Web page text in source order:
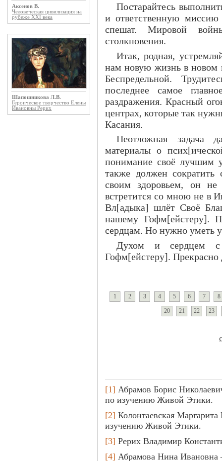
Аксенов В.
Человеческая цивилизация на
рубеже XXI века
Шапошникова Л.В.
Героическое творчество Елены
Ивановны Рерих
Постарайтесь
и ответственную
спешат. Мировой
столкновения.
Итак, родная,
нам новую жизнь в новом
Беспредельной.
последнее самое
раздражения. Красный
центрах, которые так
Касания.
Неотложная задача
материалы о
понимание своё лучшим
также должен сократить
своим здоровьем, он
встретится со мною не в
Вл[адыка] шлёт Своё
нашему Гофм[ейстеру].
сердцам. Но нужно уметь
Духом и сердцем с
Гофм[ейстеру]. Прекрасно
1 2 3 4 5 6 7 8
20 21 22 23
[1] Абрамов Борис
по изучению Живой Этики.
[2] Колонтаевская
изучению Живой Этики.
[3] Рерих Владимир
[4] Абрамова Нина